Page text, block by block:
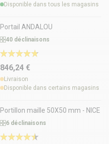
Disponible dans tous les magasins
Portail ANDALOU
40 déclinaisons
846,24 €
Livraison
Disponible dans certains magasins
Portillon maille 50X50 mm - NICE
6 déclinaisons